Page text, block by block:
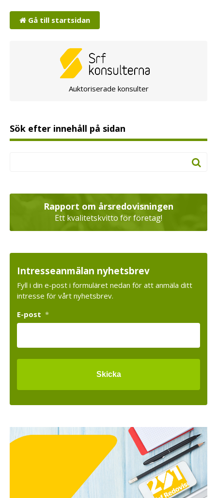
Gå till startsidan
Auktoriserade konsulter
Sök efter innehåll på sidan
Rapport om årsredovisningen
Ett kvalitetskvitto för företag!
Intresseanmälan nyhetsbrev
Fyll i din e-post i formuläret nedan för att anmäla ditt
intresse för vårt nyhetsbrev.
E-post *